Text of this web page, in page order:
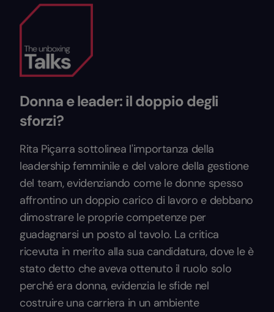
Donna e leader: il doppio degli
sforzi?
Rita Piçarra sottolinea l'importanza della
leadership femminile e del valore della gestione
del team, evidenziando come le donne spesso
affrontino un doppio carico di lavoro e debbano
dimostrare le proprie competenze per
guadagnarsi un posto al tavolo. La critica
ricevuta in merito alla sua candidatura, dove le è
stato detto che aveva ottenuto il ruolo solo
perché era donna, evidenzia le sfide nel
costruire una carriera in un ambiente